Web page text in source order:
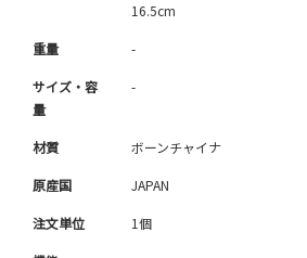
16.5cm
重量 -
サイズ・容
量
-
材質 ボーンチャイナ
原産国 JAPAN
注文単位 1個